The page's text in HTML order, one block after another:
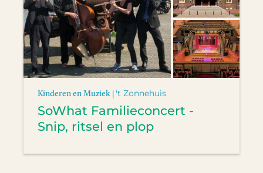
Kinderen en Muziek | 't Zonnehuis
SoWhat Familieconcert -
Snip, ritsel en plop